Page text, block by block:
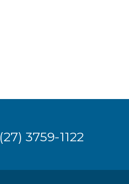
(27) 3759-1122